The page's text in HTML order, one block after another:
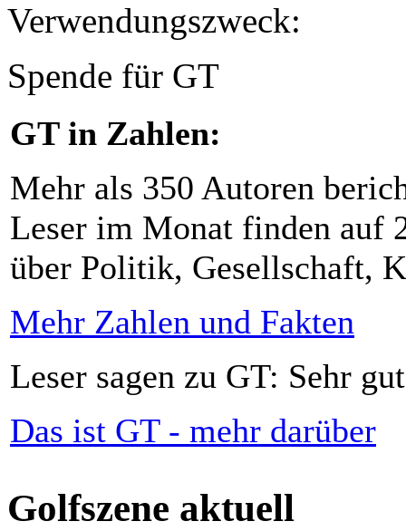
Verwendungszweck:
Spende für GT
GT in Zahlen:
Mehr als 350 Autoren
Leser im Monat finden auf
über Politik, Gesellschaft,
Mehr Zahlen und Fakten
Leser sagen zu GT: Sehr
Das ist GT - mehr darüber
Golfszene aktuell